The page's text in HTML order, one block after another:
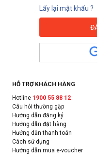
Lấy lại mật khẩu ?
HỖ TRỢ KHÁCH HÀNG
Hotline 1900 55 88 12
Câu hỏi thường gặp
Hướng dẫn đăng ký
Hướng dẫn đặt hàng
Hướng dẫn thanh toán
Cách sử dụng
Hướng dẫn mua e-voucher